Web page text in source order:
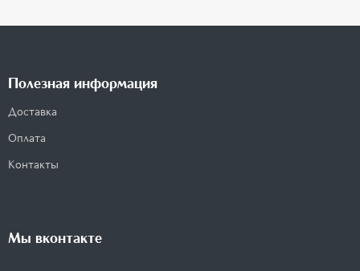
Полезная информация
Доставка
Оплата
Контакты
Мы вконтакте